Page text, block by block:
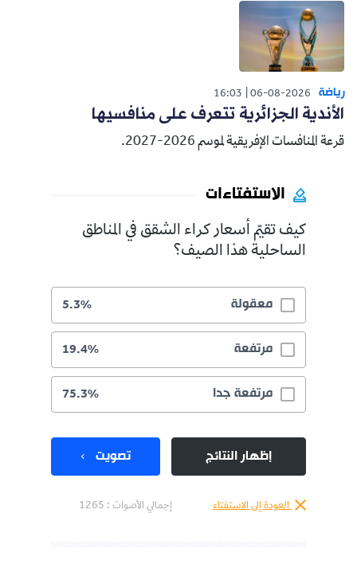
رياضة 06-08-2026
16:03
الأندية الجزائرية تتعرف على منافسيها
قرعة المنافسات الإفريقية لموسم 2026-2027.
الاستفتاءات
كيف تقيّم أسعار كراء الشقق في المناطق
الساحلية هذا الصيف؟
معقولة 5.3%
مرتفعة 19.4%
مرتفعة جدا 75.3%
إظهار النتائج تصويت
العودة إلى الاستفتاء إجمالي الأصوات : 1265